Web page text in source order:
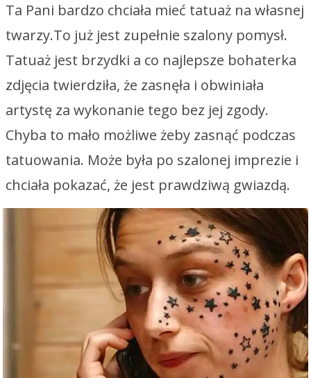
Ta Pani bardzo chciała mieć tatuaż na własnej
twarzy.To już jest zupełnie szalony pomysł.
Tatuaż jest brzydki a co najlepsze bohaterka
zdjęcia twierdziła, że ​​zasnęła i obwiniała
artystę za wykonanie tego bez jej zgody.
Chyba to mało możliwe żeby zasnąć podczas
tatuowania. Może była po szalonej imprezie i
chciała pokazać, że jest prawdziwą gwiazdą.